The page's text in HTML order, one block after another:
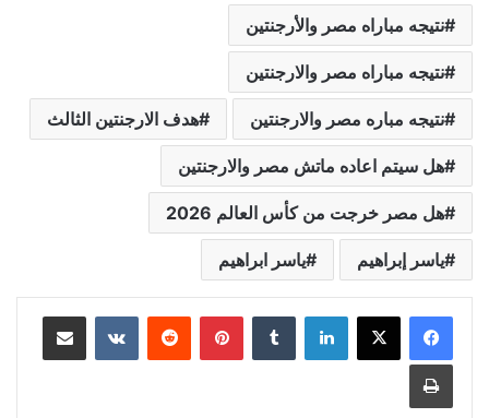
نتيجه مباراه مصر والأرجنتين
نتيجه مباراه مصر والارجنتين
نتيجه مباره مصر والارجنتين هدف الارجنتين الثالث
هل سيتم اعاده ماتش مصر والارجنتين
هل مصر خرجت من كأس العالم 2026
ياسر إبراهيم ياسر ابراهيم
لينكدإن بينتيريست مشاركة عبر البريد
طباعة